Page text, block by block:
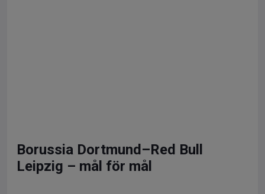
Borussia Dortmund–Red Bull
Leipzig – mål för mål